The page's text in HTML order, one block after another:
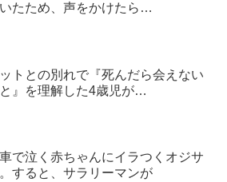
たため、声をかけたら…
トとの別れで『死んだら会えない
』を理解した4歳児が…
で泣く赤ちゃんにイラつくオジサ
すると、サラリーマンが